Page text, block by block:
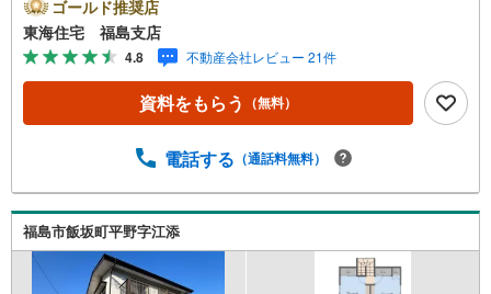
て？】●福島市に事務所を開設し30年！豊富な物件情報で
お客様をお迎えいたします！【ローンの相談無料！】●「住
宅ローン通るかな？」様々なお悩みございませんか？●お客
様をサポートしながら代行で無料審査いたします！●秘密厳
守、無理な営業も致しません。＼ライフプランシュミレー
ゃんと支払える？」「月々の支払いを見直したい！」●審
案いたします！【赤ちゃん・お子様大歓迎 】●キッズスペ
ースやベビーベッドを完備（オムツあります）●女性スタッ
フがお子様が飽きてしまわないようお手伝いいたします ●
ご家族おそろいでぜひご来店ください！
ゴールド推奨店
東海住宅 福島支店
4.8 不動産会社レビュー 21件
資料をもらう （無料）
電話する （通話料無料）
福島市飯坂町平野字江添